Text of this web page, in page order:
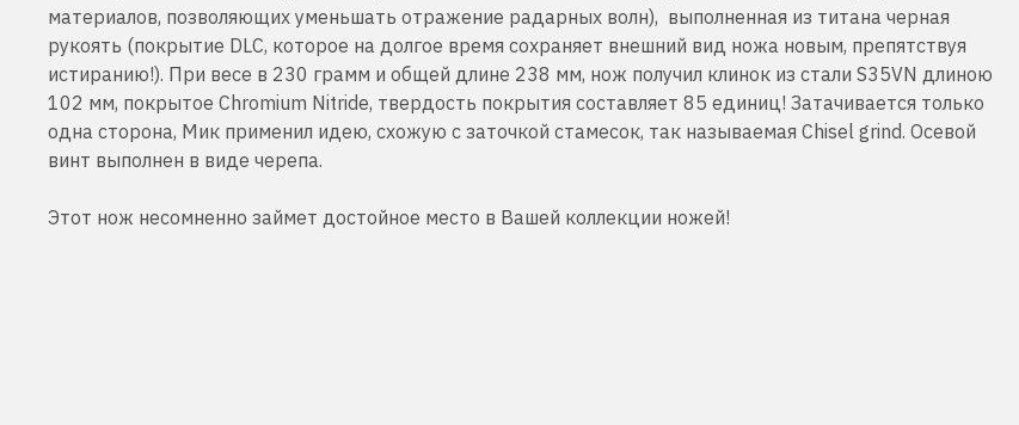
материалов, позволяющих уменьшать отражение радарных волн), выполненная из титана черная
рукоять (покрытие DLC, которое на долгое время сохраняет внешний вид ножа новым, препятствуя
истиранию!). При весе в 230 грамм и общей длине 238 мм, нож получил клинок из стали S35VN длиною
102 мм, покрытое Chromium Nitride, твердость покрытия составляет 85 единиц! Затачивается только
одна сторона, Мик применил идею, схожую с заточкой стамесок, так называемая Chisel grind. Осевой
винт выполнен в виде черепа.
Этот нож несомненно займет достойное место в Вашей коллекции ножей!